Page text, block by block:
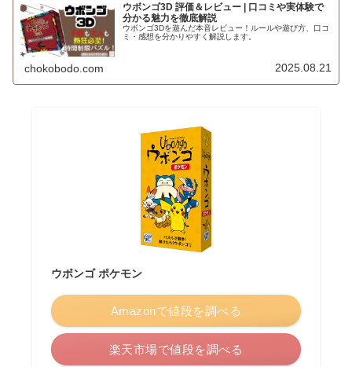
ウボンゴ3D 評価＆レビュー | 口コミや実体験で
分かる魅力を徹底解説
ウボンゴ3Dを遊んだ本音レビュー！ルールや遊び方、口コ
ミ・感想を分かりやすく解説します。
chokobodo.com 2025.08.21
ウボンゴ ポケモン
Amazonで値段を調べる
楽天市場で値段を調べる